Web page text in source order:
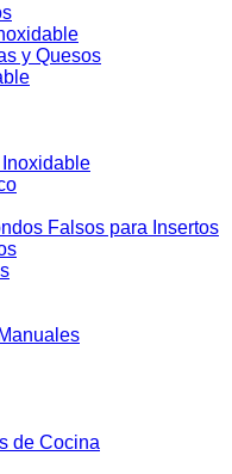
y Quesos
Inoxidable
Falsos para Insertos
de Cocina